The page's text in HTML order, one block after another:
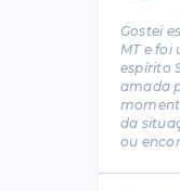
Gostei
MT e
espírito
amada
da
ou